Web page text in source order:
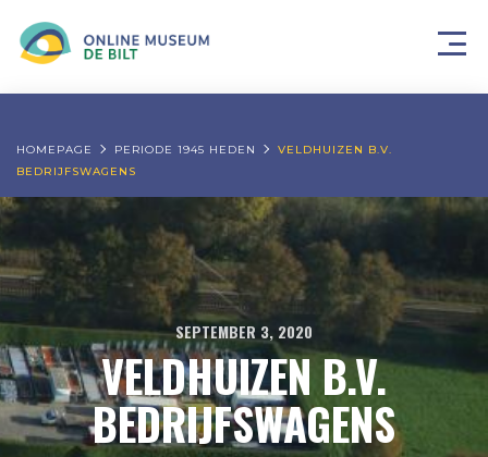
HOMEPAGE PERIODE 1945 HEDEN
VELDHUIZEN B.V.
BEDRIJFSWAGENS
SEPTEMBER 3, 2020
VELDHUIZEN B.V.
BEDRIJFSWAGENS